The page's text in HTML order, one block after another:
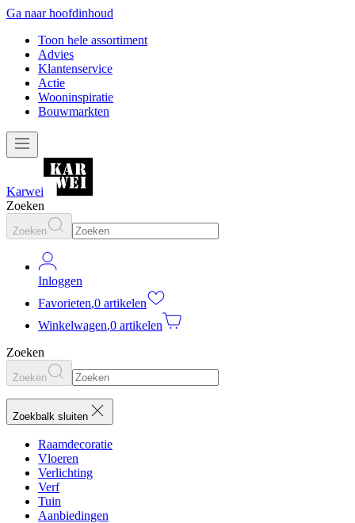
Ga naar hoofdinhoud
Toon hele assortiment
Advies
Klantenservice
Actie
Wooninspiratie
Bouwmarkten
Karwei
Zoeken
Zoeken
Inloggen
Favorieten,0 artikelen
Winkelwagen,0 artikelen
Zoeken
Zoeken
Zoekbalk sluiten
Raamdecoratie
Vloeren
Verlichting
Verf
Tuin
Aanbiedingen